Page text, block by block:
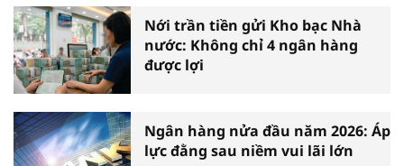
Nới trần tiền gửi Kho bạc Nhà
nước: Không chỉ 4 ngân hàng
được lợi
Ngân hàng nửa đầu năm 2026: Áp
lực đằng sau niềm vui lãi lớn